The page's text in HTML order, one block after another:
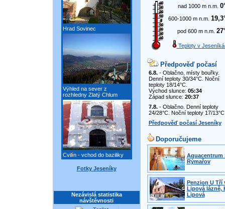
Hrad Sovinec
Výhled na sever z
rozhledny Zlatý Chlum
Cvilín - vchod do baziliky
Fotky Jeseníky
Nezávislá statistika
návštěvnosti
nad 1000 m n.m.
600-1000 m n.m.
pod 600 m n.m.
Teploty v
Předpověď počasí
6.8.- Oblačno, místy bouřky.
Denní teploty 30/34°C. Noční
teploty 18/14°C.
Východ slunce: 05:34
Západ slunce: 20:37
7.8.- Oblačno. Denní teploty
24/28°C. Noční teploty 17/
Předpověď počasí Jeseníky
Doporučujeme
Aquacentrum
Rýmařov
Penzion U Tří
Lipová lázně,
Lipová